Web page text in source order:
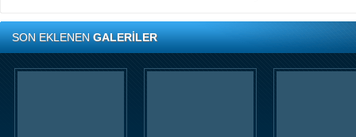
SON EKLENENGALERİLER